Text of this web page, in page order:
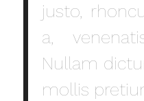
justo,
a,
Nullam
mollis